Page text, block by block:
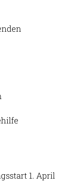
1. April